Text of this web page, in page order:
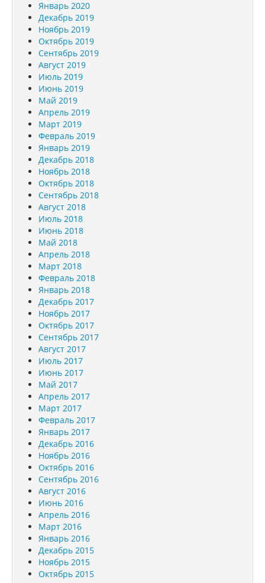
Январь 2020
Декабрь 2019
Ноябрь 2019
Октябрь 2019
Сентябрь 2019
Август 2019
Июль 2019
Июнь 2019
Май 2019
Апрель 2019
Март 2019
Февраль 2019
Январь 2019
Декабрь 2018
Ноябрь 2018
Октябрь 2018
Сентябрь 2018
Август 2018
Июль 2018
Июнь 2018
Май 2018
Апрель 2018
Март 2018
Февраль 2018
Январь 2018
Декабрь 2017
Ноябрь 2017
Октябрь 2017
Сентябрь 2017
Август 2017
Июль 2017
Июнь 2017
Май 2017
Апрель 2017
Март 2017
Февраль 2017
Январь 2017
Декабрь 2016
Ноябрь 2016
Октябрь 2016
Сентябрь 2016
Август 2016
Июнь 2016
Апрель 2016
Март 2016
Январь 2016
Декабрь 2015
Ноябрь 2015
Октябрь 2015